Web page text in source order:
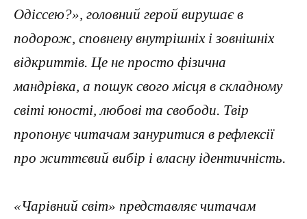
Одіссею?», головний герой вирушає в
подорож, сповнену внутрішніх і зовнішніх
відкриттів. Це не просто фізична
мандрівка, а пошук свого місця в складному
світі юності, любові та свободи. Твір
пропонує читачам зануритися в рефлексії
про життєвий вибір і власну ідентичність.
«Чарівний світ» представляє читачам